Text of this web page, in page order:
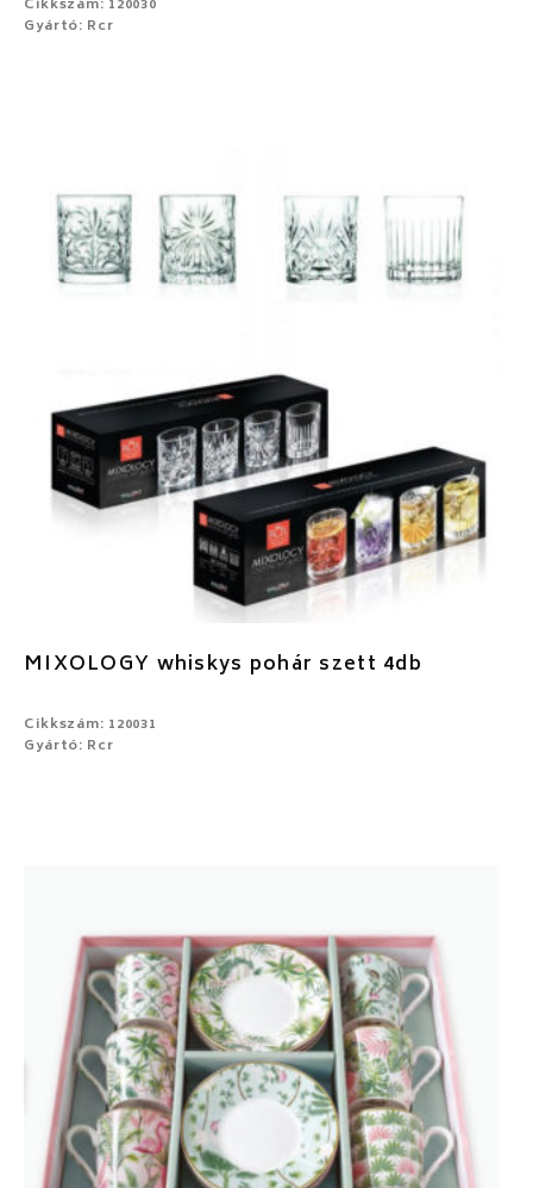
Cikkszám: 120030
Gyártó: Rcr
MIXOLOGY whiskys pohár szett 4db
Cikkszám: 120031
Gyártó: Rcr